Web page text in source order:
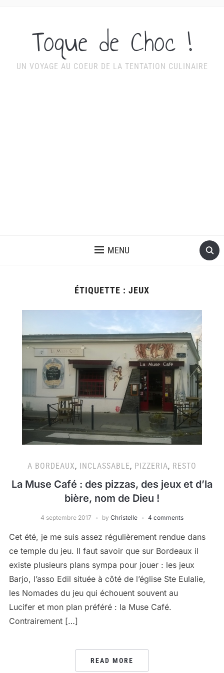
Toque de Choc !
UN VOYAGE AU COEUR DE LA TENTATION CULINAIRE
MENU
ÉTIQUETTE : JEUX
A BORDEAUX, INCLASSABLE, PIZZERIA, RESTO
La Muse Café : des pizzas, des jeux et d’la
bière, nom de Dieu !
4 septembre 2017 by Christelle 4 comments
Cet été, je me suis assez régulièrement rendue dans
ce temple du jeu. Il faut savoir que sur Bordeaux il
existe plusieurs plans sympa pour jouer : les jeux
Barjo, l’asso Edil située à côté de l’église Ste Eulalie,
les Nomades du jeu qui échouent souvent au
Lucifer et mon plan préféré : la Muse Café.
Contrairement […]
READ MORE